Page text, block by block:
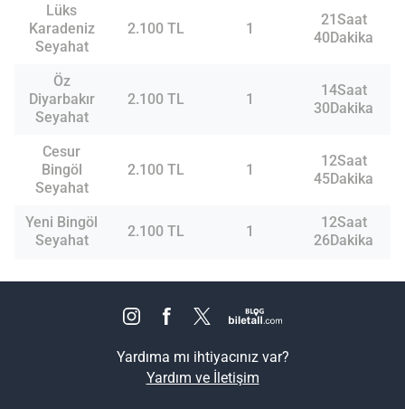
Lüks
Karadeniz
Seyahat
2.100 TL 1
21Saat
40Dakika
Öz
Diyarbakır
Seyahat
2.100 TL 1
14Saat
30Dakika
Cesur
Bingöl
Seyahat
2.100 TL 1
12Saat
45Dakika
Yeni Bingöl
Seyahat
2.100 TL 1
12Saat
26Dakika
Yardıma mı ihtiyacınız var?
Yardım ve İletişim